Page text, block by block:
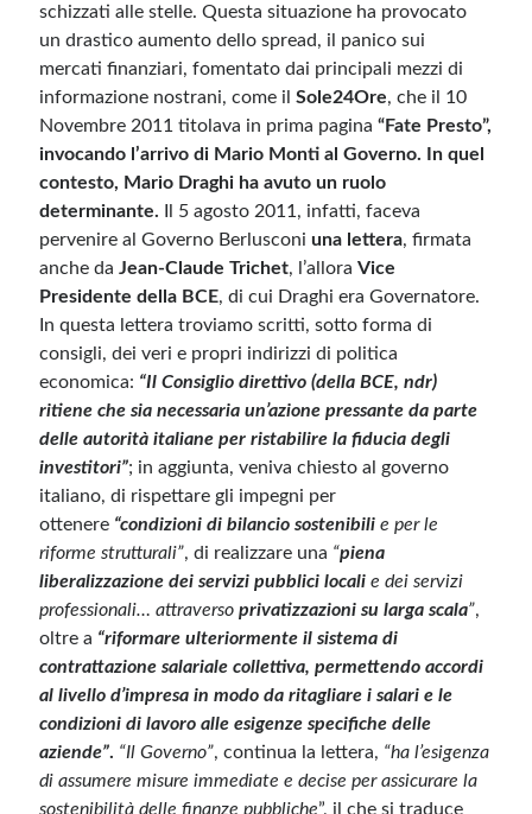
schizzati alle stelle. Questa situazione ha provocato
un drastico aumento dello spread, il panico sui
mercati finanziari, fomentato dai principali mezzi di
informazione nostrani, come il Sole24Ore, che il 10
Novembre 2011 titolava in prima pagina “Fate Presto”,
invocando l’arrivo di Mario Monti al Governo.
In quel
contesto, Mario Draghi ha avuto un ruolo
determinante.
Il 5 agosto 2011, infatti, faceva
pervenire al Governo Berlusconi una lettera, firmata
anche da Jean-Claude Trichet, l’allora Vice
Presidente della BCE, di cui Draghi era Governatore.
In questa lettera troviamo scritti, sotto forma di
consigli, dei veri e propri indirizzi di politica
economica: “Il Consiglio direttivo (della BCE, ndr)
ritiene che sia necessaria un’azione pressante da parte
delle autorità italiane per ristabilire la fiducia degli
investitori”; in aggiunta, veniva chiesto al governo
italiano, di rispettare gli impegni per
ottenere “condizioni di bilancio sostenibili e per le
riforme strutturali”, di realizzare una “piena
liberalizzazione dei servizi pubblici locali e dei servizi
professionali… attraverso privatizzazioni su larga scala”,
oltre a “riformare ulteriormente il sistema di
contrattazione salariale collettiva, permettendo accordi
al livello d’impresa in modo da ritagliare i salari e le
condizioni di lavoro alle esigenze specifiche delle
aziende”. “Il Governo”, continua la lettera, “ha l’esigenza
di assumere misure immediate e decise per assicurare la
sostenibilità delle finanze pubbliche”, il che si traduce